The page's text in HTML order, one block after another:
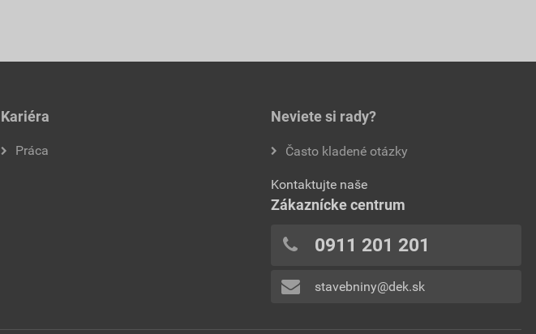
Kariéra
Práca
Neviete si rady?
Často kladené otázky
Kontaktujte naše
Zákaznícke centrum
0911 201 201
stavebniny@dek.sk